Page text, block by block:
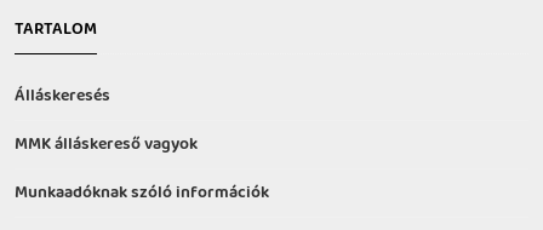
TARTALOM
Álláskeresés
MMK álláskereső vagyok
Munkaadóknak szóló információk